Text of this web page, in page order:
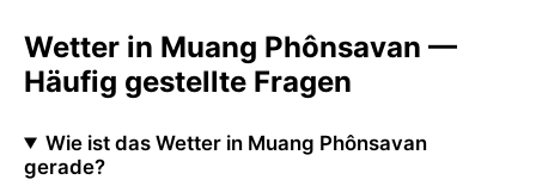
Wetter in Muang Phônsavan —
Häufig gestellte Fragen
Wie ist das Wetter in Muang Phônsavan
gerade?